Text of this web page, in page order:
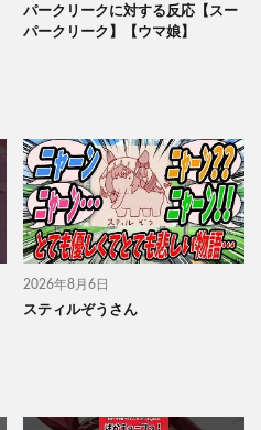
パークリークに対する反応【スー
パークリーク】【ウマ娘】
2026年8月6日
スティルぞうさん